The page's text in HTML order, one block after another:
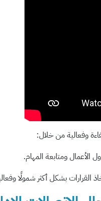
وفعالية من خلال: